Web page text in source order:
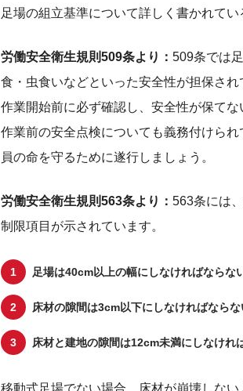
足場の組立基準について詳しく書かれてい
労働安全衛生規則509条より： 509条では
食・虫食いなどといった安全性が担保さ
作業開始前に必ず確認し、安全性が保て
作業前の安全点検についても義務付けら
員の命を守るために遂行しましょう。
労働安全衛生規則563条より： 563条には
制限項目が示されています。
足場は40cm以上の幅にしなければならな
床材の隙間は3cm以下にしなければならな
床材と建地の隙間は12cm未満にしなけれ
移動式足場でない場合、床材が崩壊しな